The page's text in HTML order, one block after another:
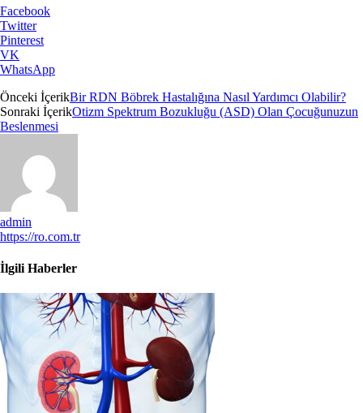
Facebook
Twitter
Pinterest
VK
WhatsApp
Önceki İçerikBir RDN Böbrek Hastalığına Nasıl Yardımcı Olabilir?
Sonraki İçerikOtizm Spektrum Bozukluğu (ASD) Olan Çocuğunuzun
Beslenmesi
admin
https://ro.com.tr
İlgili Haberler